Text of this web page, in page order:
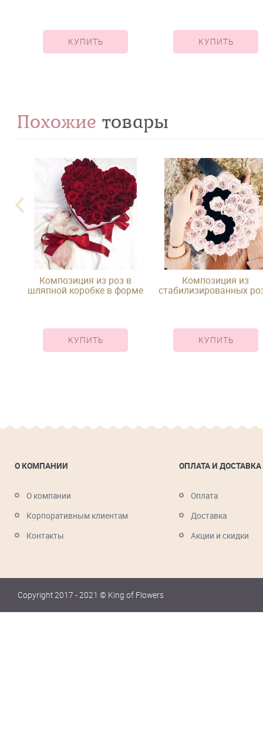
КУПИТЬ КУПИТЬ
Похожие товары
Композиция из роз в
шляпной коробке в форме
КУПИТЬ
Композиция из
стабилизированных
КУПИТЬ
О КОМПАНИИ
О компании
Корпоративным клиентам
Контакты
ОПЛАТА И ДОСТАВКА
Оплата
Доставка
Акции и скидки
Copyright 2017 - 2021 © King of Flowers